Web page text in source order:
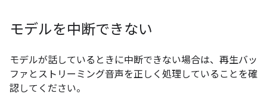
モデルを中断できない
モデルが話しているときに中断できない場合は、再生バッ
ファとストリーミング音声を正しく処理していることを確
認してください。